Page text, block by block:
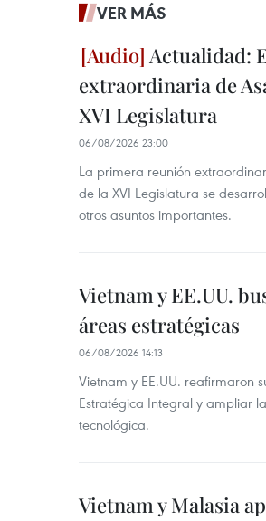
VER MÁS
Actualidad:
extraordinaria de
XVI Legislatura
06/08/2026 23:00
La primera reunión
de la XVI Legislatura se
otros asuntos importantes.
Vietnam y EE.UU.
áreas estratégicas
06/08/2026 14:13
Vietnam y EE.UU. reafirmaron
Estratégica Integral y ampliar
tecnológica.
Vietnam y Malasia